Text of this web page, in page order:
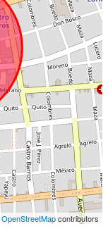
OpenStreetMapcontributors